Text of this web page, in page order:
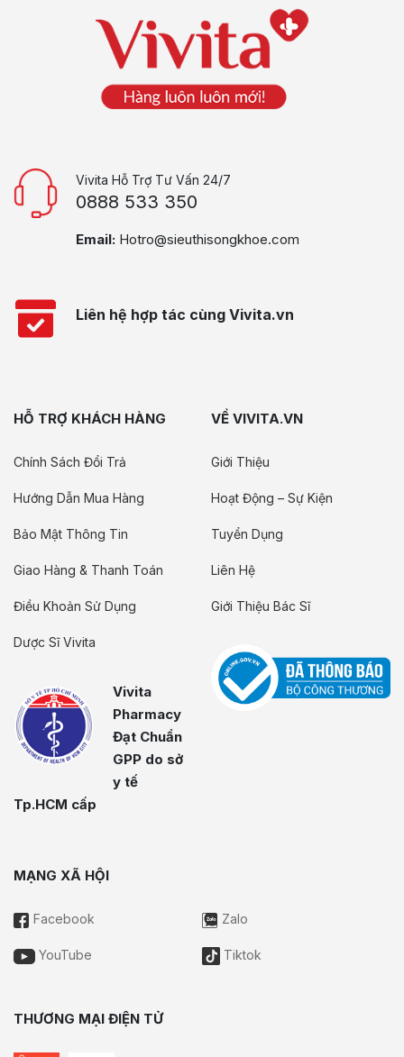
Vivita Hỗ Trợ Tư Vấn 24/7
0888 533 350
Email: Hotro@sieuthisongkhoe.com
Liên hệ hợp tác cùng Vivita.vn
HỖ TRỢ KHÁCH HÀNG
Chính Sách Đổi Trả
Hướng Dẫn Mua Hàng
Bảo Mật Thông Tin
Giao Hàng & Thanh Toán
Điều Khoản Sử Dụng
Dược Sĩ Vivita
Vivita
Pharmacy
Đạt Chuẩn
GPP do sở
y tế
Tp.HCM cấp
VỀ VIVITA.VN
Giới Thiệu
Hoạt Động – Sự Kiện
Tuyển Dụng
Liên Hệ
Giới Thiệu Bác Sĩ
MẠNG XÃ HỘI
Facebook Zalo
YouTube Tiktok
THƯƠNG MẠI ĐIỆN TỬ